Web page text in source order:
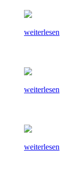
weiterlesen
weiterlesen
weiterlesen